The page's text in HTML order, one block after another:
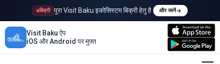
बिक्री पूरा Visit Baku इकोसिस्टम बिक्री हेतु है और जानें
Visit Baku ऐप
iOS और Android पर मुफ्त